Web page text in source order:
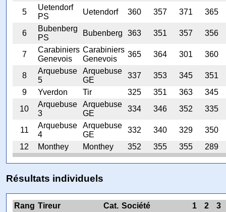
5
Uetendorf
PS
Uetendorf 360 357 371 365
6
Bubenberg
PS
Bubenberg 363 351 357 356
7
Carabiniers
Genevois
Carabiniers
Genevois
365 364 301 360
8
Arquebuse
5
Arquebuse
GE
337 353 345
351
9
Yverdon Tir 325 351 363
345
10
Arquebuse
3
Arquebuse
GE
334 346 352 335
11
Arquebuse
4
Arquebuse
GE
332 340 329
350
12
Monthey Monthey 352 355 355 289
Résultats individuels
Rang Tireur Cat. Société 1 2
3